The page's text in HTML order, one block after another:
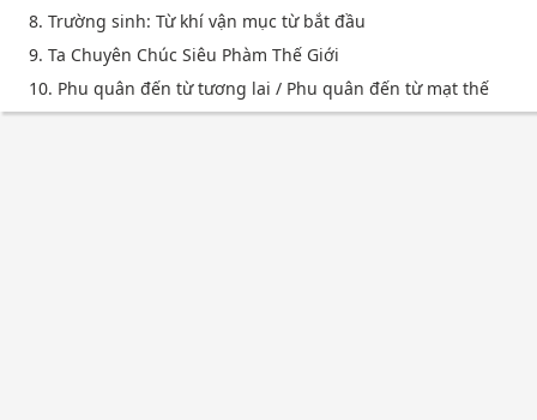
8. Trường sinh: Từ khí vận mục từ bắt đầu
9. Ta Chuyên Chúc Siêu Phàm Thế Giới
10. Phu quân đến từ tương lai / Phu quân đến từ mạt thế